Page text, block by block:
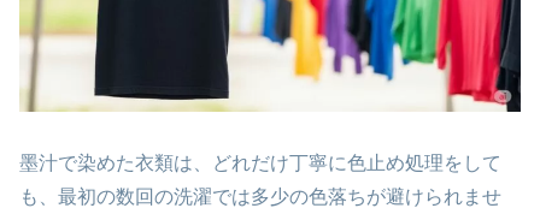
墨汁で染めた衣類は、どれだけ丁寧に色止め処理をして
も、最初の数回の洗濯では多少の色落ちが避けられませ